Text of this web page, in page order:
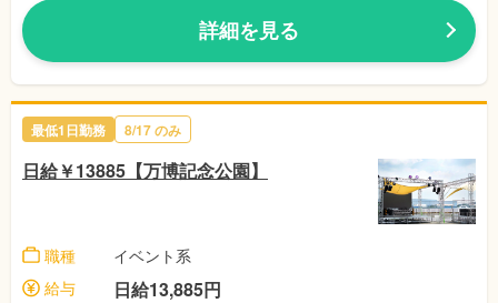
詳細を見る
最低1日勤務 8/17のみ
日給￥13885【万博記念公園】
職種
イベント系
給与
日給13,885円